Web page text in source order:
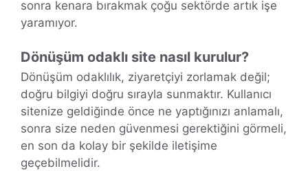
sonra kenara bırakmak çoğu sektörde artık işe
yaramıyor.
Dönüşüm odaklı site nasıl kurulur?
Dönüşüm odaklılık, ziyaretçiyi zorlamak değil;
doğru bilgiyi doğru sırayla sunmaktır. Kullanıcı
sitenize geldiğinde önce ne yaptığınızı anlamalı,
sonra size neden güvenmesi gerektiğini görmeli,
en son da kolay bir şekilde iletişime
geçebilmelidir.